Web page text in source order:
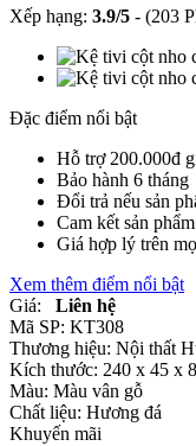
Xếp hạng: 3.9/5 - (203
Đặc điểm nổi bật
Hỗ trợ 200.000đ
Bảo hành 6 tháng
Đổi trả nếu sản
Cam kết sản
Giá hợp lý trên
Xem thêm điểm nổi bật
Giá:
Liên hệ
Mã SP: KT308
Thương hiệu: Nội thất
Kích thước: 240 x 45 x
Màu: Màu vân gỗ
Chất liệu: Hương đá
Khuyến mãi